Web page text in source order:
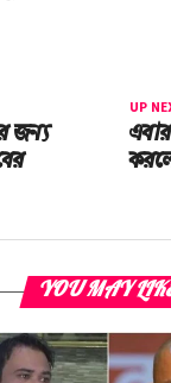
UP
জন্য
YOU MAY